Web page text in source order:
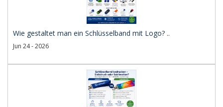
Wie gestaltet man ein Schlüsselband mit Logo? ..
Jun 24 - 2026